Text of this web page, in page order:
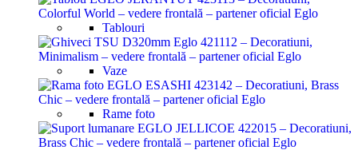
Tablouri
Vaze
Rame foto